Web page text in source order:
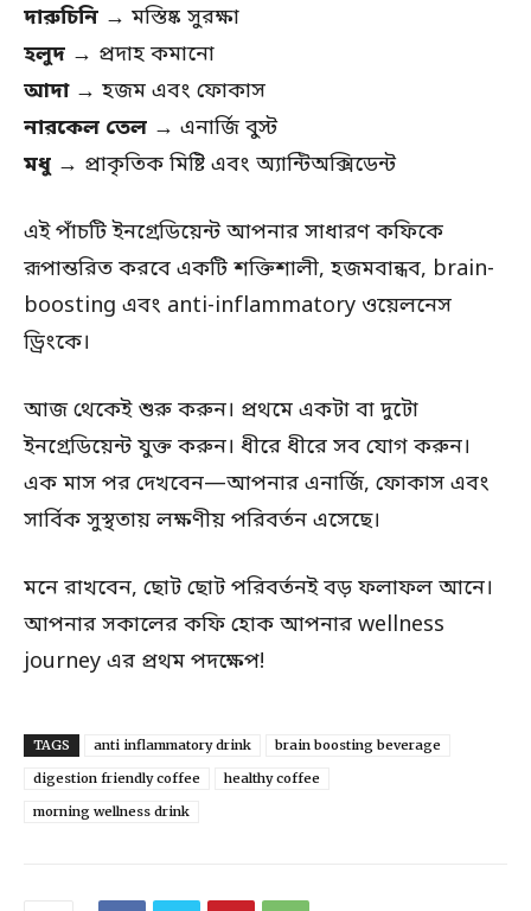
দারুচিনি → মস্তিষ্ক সুরক্ষা
হলুদ → প্রদাহ কমানো
আদা→ হজম এবং ফোকাস
নারকেল তেল → এনার্জি বুস্ট
মধু → প্রাকৃতিক মিষ্টি এবং অ্যান্টিঅক্সিডেন্ট
এই পাঁচটি ইনগ্রেডিয়েন্ট আপনার সাধারণ কফিকে
রূপান্তরিত করবে একটি শক্তিশালী, হজমবান্ধব, brain-
boosting এবং anti-inflammatory ওয়েলনেস
ড্রিংকে।
আজ থেকেই শুরু করুন। প্রথমে একটা বা দুটো
ইনগ্রেডিয়েন্ট যুক্ত করুন। ধীরে ধীরে সব যোগ করুন।
এক মাস পর দেখবেন—আপনার এনার্জি, ফোকাস এবং
সার্বিক সুস্থতায় লক্ষণীয় পরিবর্তন এসেছে।
মনে রাখবেন, ছোট ছোট পরিবর্তনই বড় ফলাফল আনে।
আপনার সকালের কফি হোক আপনার wellness
journey এর প্রথম পদক্ষেপ!
TAGS anti inflammatory drink
brain boosting beverage
digestion friendly coffee
healthy coffee
morning wellness drink